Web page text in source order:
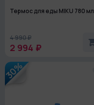
Термос для еды MIKU 780 мл
4 990 ₽
2 994 ₽
30%